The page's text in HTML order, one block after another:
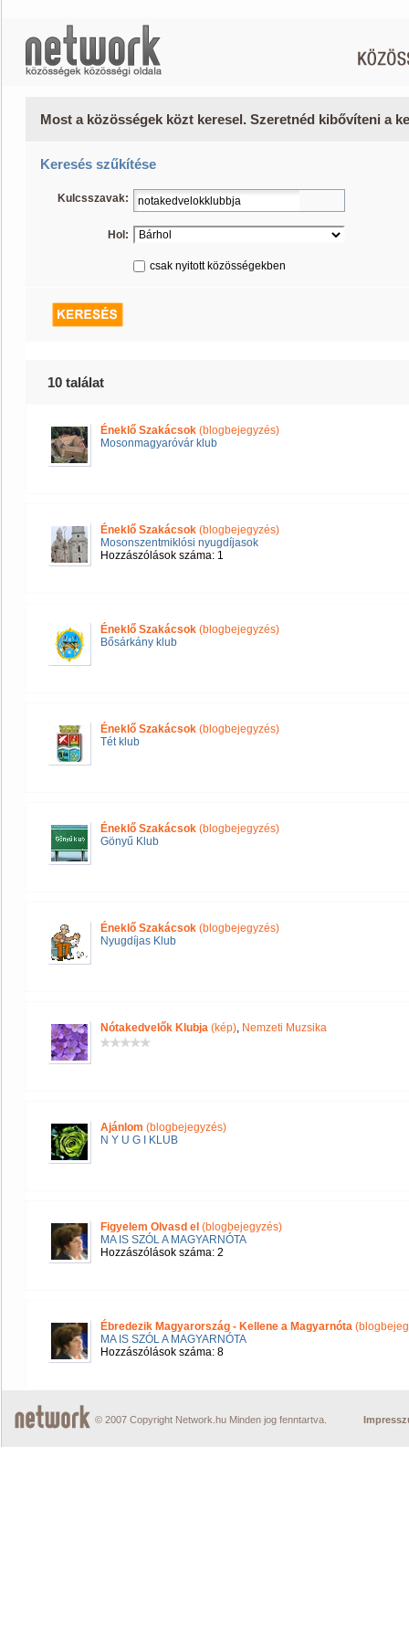
Most a közösségek közt keresel. Szeretnéd kibővíteni a
Keresés szűkítése
Kulcsszavak:
Hol:
csak nyitott közösségekben
10 találat
Éneklő Szakácsok (blogbejegyzés)
Mosonmagyaróvár klub
Éneklő Szakácsok (blogbejegyzés)
Mosonszentmiklósi nyugdíjasok
Hozzászólások száma: 1
Éneklő Szakácsok (blogbejegyzés)
Bősárkány klub
Éneklő Szakácsok (blogbejegyzés)
Tét klub
Éneklő Szakácsok (blogbejegyzés)
Gönyű Klub
Éneklő Szakácsok (blogbejegyzés)
Nyugdíjas Klub
Nótakedvelők Klubja (kép), Nemzeti Muzsika
Ajánlom (blogbejegyzés)
N Y U G I KLUB
Figyelem Olvasd el (blogbejegyzés)
MA IS SZÓL A MAGYARNÓTA
Hozzászólások száma: 2
Ébredezik Magyarország - Kellene a Magyarnóta
MA IS SZÓL A MAGYARNÓTA
Hozzászólások száma: 8
© 2007 Copyright Network.hu Minden jog fenntartva.